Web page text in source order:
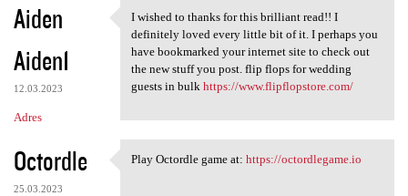
Aiden
Aiden1
12.03.2023
Adres
I wished to thanks for this
I wished to thanks for this brilliant read!! I
definitely loved every little bit of it. I perhaps you
have bookmarked your internet site to check out
the new stuff you post. flip flops for wedding
guests in bulk https://www.flipflopstore.com/
Octordle
25.03.2023
Play Octordle game at: https:
Play Octordle game at: https://octordlegame.io